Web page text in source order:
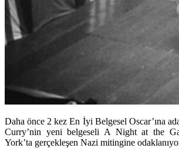
Daha önce 2 kez En İyi Belgesel Oscar’ına
Curry’nin yeni belgeseli A Night at the
York’ta gerçekleşen Nazi mitingine